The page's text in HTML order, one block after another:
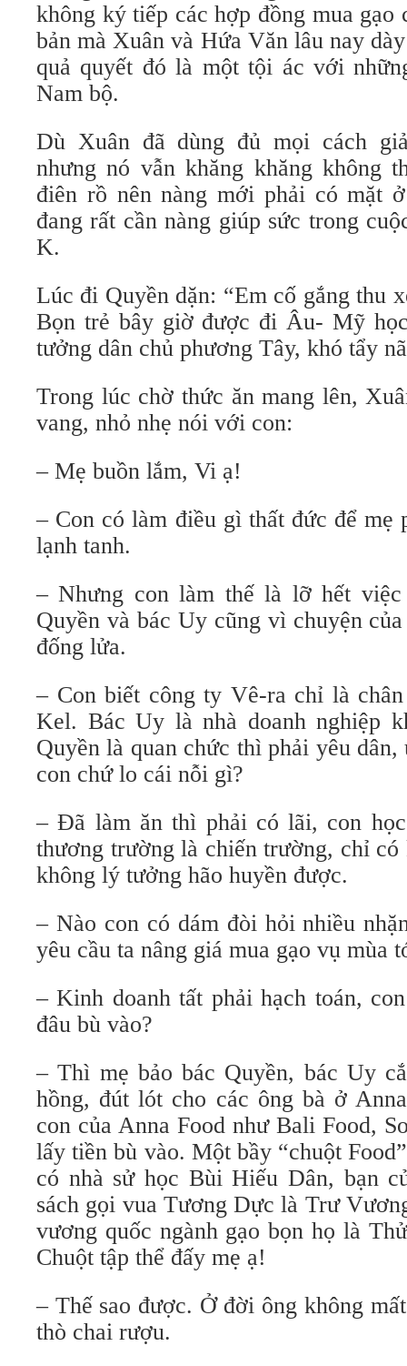
không ký tiếp các hợp đồng mua gạo
bản mà Xuân và Hứa Văn lâu nay
quả quyết đó là một tội ác với
Nam bộ.
Dù Xuân đã dùng đủ mọi cách
nhưng nó vẫn khăng khăng không
điên rồ nên nàng mới phải có mặt
đang rất cần nàng giúp sức trong
K.
Lúc đi Quyền dặn: “Em cố gắng thu
Bọn trẻ bây giờ được đi Âu- Mỹ
tưởng dân chủ phương Tây, khó tẩy
Trong lúc chờ thức ăn mang lên,
vang, nhỏ nhẹ nói với con:
– Mẹ buồn lắm, Vi ạ!
– Con có làm điều gì thất đức để mẹ
lạnh tanh.
– Nhưng con làm thế là lỡ hết
Quyền và bác Uy cũng vì chuyện
đống lửa.
– Con biết công ty Vê-ra chỉ là
Kel. Bác Uy là nhà doanh nghiệp
Quyền là quan chức thì phải yêu dân,
con chứ lo cái nỗi gì?
– Đã làm ăn thì phải có lãi, con
thương trường là chiến trường, chỉ có
không lý tưởng hão huyền được.
– Nào con có dám đòi hỏi nhiều
yêu cầu ta nâng giá mua gạo vụ
– Kinh doanh tất phải hạch toán,
đâu bù vào?
– Thì mẹ bảo bác Quyền, bác Uy
hồng, đút lót cho các ông bà ở
con của Anna Food như Bali Food,
lấy tiền bù vào. Một bầy “chuột
có nhà sử học Bùi Hiếu Dân, bạn
sách gọi vua Tương Dực là Trư
vương quốc ngành gạo bọn họ là
Chuột tập thể đấy mẹ ạ!
– Thế sao được. Ở đời ông không
thò chai rượu.